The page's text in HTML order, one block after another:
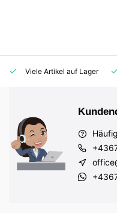
Viele Artikel auf Lager